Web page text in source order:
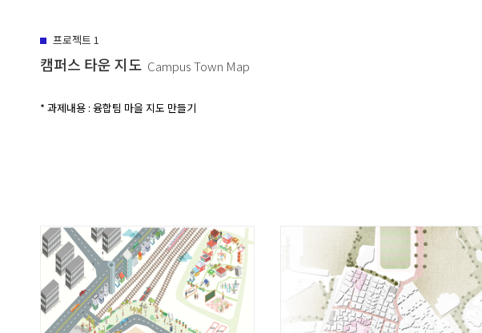
프로젝트 1
캠퍼스 타운 지도 Campus Town Map
* 과제내용 : 융합팀 마을 지도 만들기